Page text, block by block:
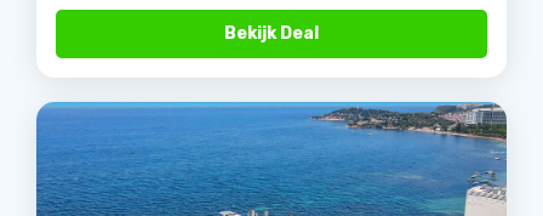
Bekijk Deal